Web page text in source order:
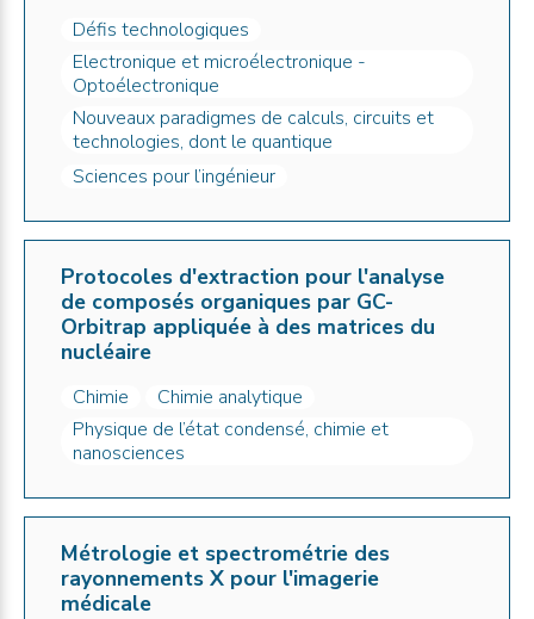
Défis technologiques
Electronique et microélectronique -
Optoélectronique
Nouveaux paradigmes de calculs, circuits et
technologies, dont le quantique
Sciences pour l’ingénieur
Protocoles d'extraction pour l'analyse
de composés organiques par GC-
Orbitrap appliquée à des matrices du
nucléaire
Chimie
Chimie analytique
Physique de l’état condensé, chimie et
nanosciences
Métrologie et spectrométrie des
rayonnements X pour l'imagerie
médicale